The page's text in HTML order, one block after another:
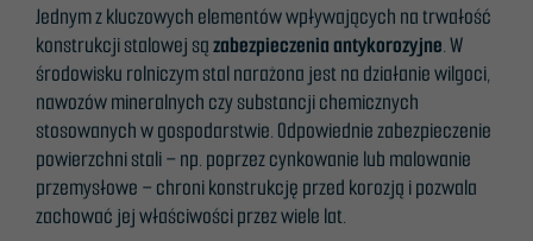
Jednym z kluczowych elementów wpływających na trwałość
konstrukcji stalowej sązabezpieczenia antykorozyjne. W
środowisku rolniczym stal narażona jest na działanie wilgoci,
nawozów mineralnych czy substancji chemicznych
stosowanych w gospodarstwie. Odpowiednie zabezpieczenie
powierzchni stali – np. poprzez cynkowanie lub malowanie
przemysłowe – chroni konstrukcję przed korozją i pozwala
zachować jej właściwości przez wiele lat.